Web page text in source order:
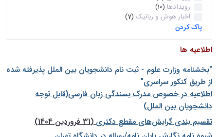
رویدادها (10)
اخبار هوش و رباتیک (7)
پاک کردن
اطلاعیه ها
"بخشنامه وزارت علوم - ثبت نام دانشجويان بين الملل پذيرفته شده
از طريق كنكور سراسری"
اطلاعیه در خصوص مدرک بسندگی زبان فارسی(قابل توجه
دانشجویان بین الملل)
تقسیم بندی گرایش‌های مقطع دکتری(31 فروردین 1404)